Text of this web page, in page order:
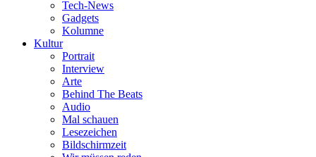
Tech-News
Gadgets
Kolumne
Kultur
Portrait
Interview
Arte
Behind The Beats
Audio
Mal schauen
Lesezeichen
Bildschirmzeit